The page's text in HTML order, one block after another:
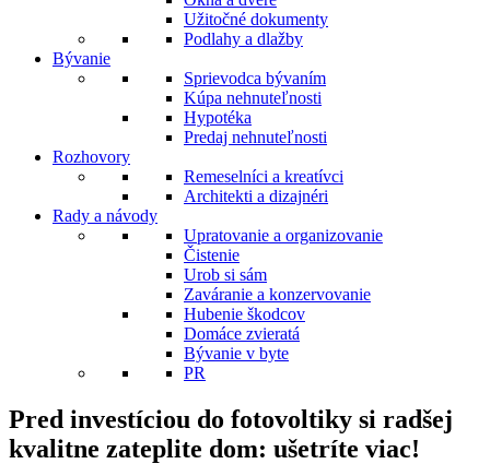
Užitočné dokumenty
Podlahy a dlažby
Bývanie
Sprievodca bývaním
Kúpa nehnuteľnosti
Hypotéka
Predaj nehnuteľnosti
Rozhovory
Remeselníci a kreatívci
Architekti a dizajnéri
Rady a návody
Upratovanie a organizovanie
Čistenie
Urob si sám
Zaváranie a konzervovanie
Hubenie škodcov
Domáce zvieratá
Bývanie v byte
PR
Pred investíciou do fotovoltiky si radšej
kvalitne zateplite dom: ušetríte viac!